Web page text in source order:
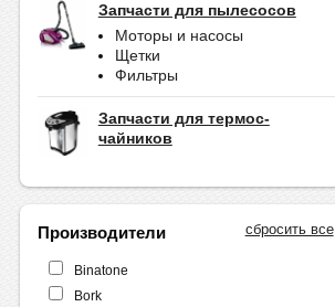
Запчасти для пылесосов
Моторы и насосы
Щетки
Фильтры
Запчасти для термос-
чайников
сбросить все
Производители
Binatone
Bork